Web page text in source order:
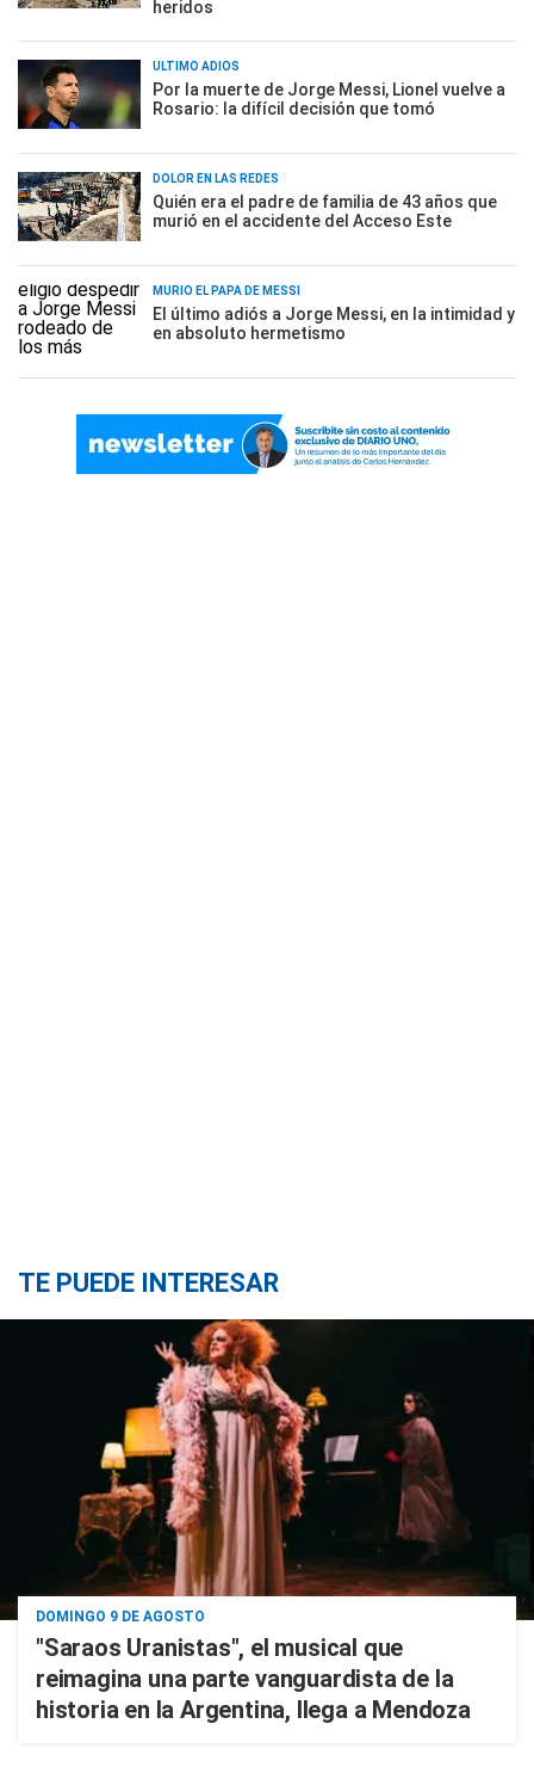
heridos
ÚLTIMO ADIÓS
Por la muerte de Jorge Messi, Lionel vuelve a
Rosario: la difícil decisión que tomó
DOLOR EN LAS REDES
Quién era el padre de familia de 43 años que
murió en el accidente del Acceso Este
MURIÓ EL PAPÁ DE MESSI
El último adiós a Jorge Messi, en la intimidad y
en absoluto hermetismo
TE PUEDE INTERESAR
DOMINGO 9 DE AGOSTO
"Saraos Uranistas", el musical que
reimagina una parte vanguardista de la
historia en la Argentina, llega a Mendoza